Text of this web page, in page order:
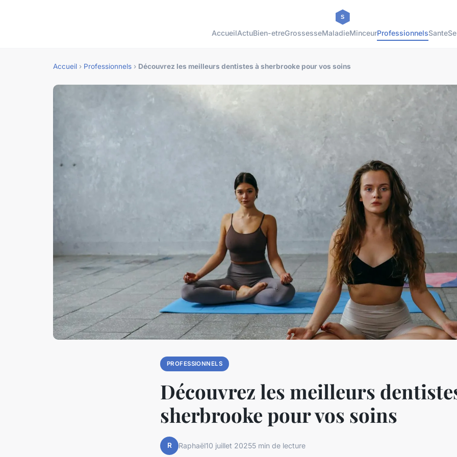
AccueilActuBien-etreGrossesseMaladieMinceurProfessionnelsSante
Accueil › Professionnels › Découvrez les meilleurs dentistes à sherbrooke pour vos soins
PROFESSIONNELS
Découvrez les meilleurs
sherbrooke pour vos soins
R Raphaël10 juillet 20255 min de lecture